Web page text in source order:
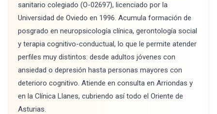
sanitario colegiado (O-02697), licenciado por la
Universidad de Oviedo en 1996. Acumula formación de
posgrado en neuropsicología clínica, gerontología social
y terapia cognitivo-conductual, lo que le permite atender
perfiles muy distintos: desde adultos jóvenes con
ansiedad o depresión hasta personas mayores con
deterioro cognitivo. Atiende en consulta en Arriondas y
en la Clínica Llanes, cubriendo así todo el Oriente de
Asturias.